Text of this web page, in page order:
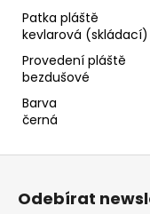
Patka pláště
kevlarová (skládací)
Provedení pláště
bezdušové
Barva
černá
Z
Odebírat